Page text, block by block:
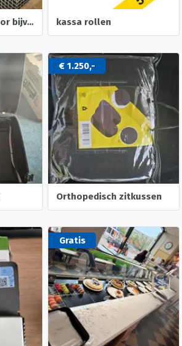
IJzeren pilaren (voor bijv. een event) kassa rollen
€ 1.250,-
Orthopedisch zitkussen
Gratis